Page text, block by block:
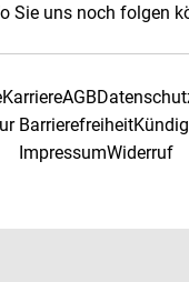
Sie uns noch folgen
KarriereAGB
Barrierefreiheit
ImpressumWiderruf